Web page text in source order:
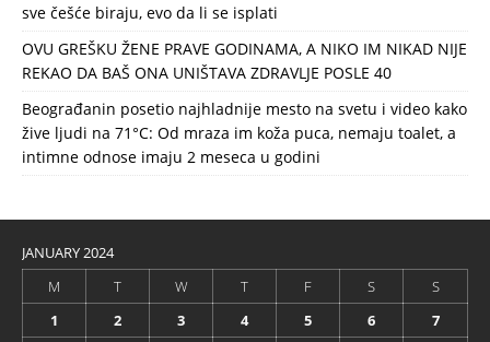
sve češće biraju, evo da li se isplati
OVU GREŠKU ŽENE PRAVE GODINAMA, A NIKO IM NIKAD NIJE
REKAO DA BAŠ ONA UNIŠTAVA ZDRAVLJE POSLE 40
Beograđanin posetio najhladnije mesto na svetu i video kako
žive ljudi na 71°C: Od mraza im koža puca, nemaju toalet, a
intimne odnose imaju 2 meseca u godini
JANUARY 2024
M
T W T F S
S
1
2 3 4 5 6
7